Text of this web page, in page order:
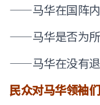
——马华在国阵内
——马华是否为所
——马华在没有退
民众对马华领袖